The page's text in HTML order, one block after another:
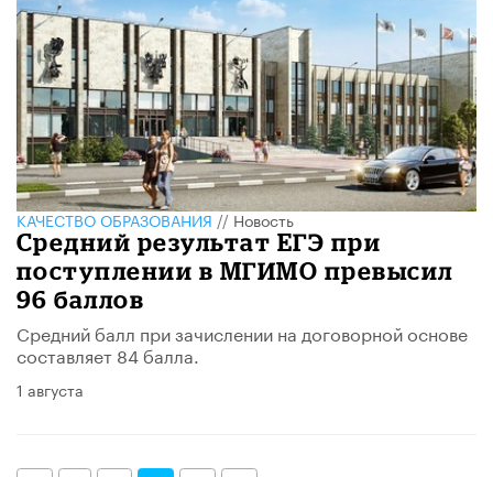
КАЧЕСТВО ОБРАЗОВАНИЯ//Новость
Средний результат ЕГЭ при
поступлении в МГИМО превысил
96 баллов
Средний балл при зачислении на договорной основе
составляет 84 балла.
1 августа